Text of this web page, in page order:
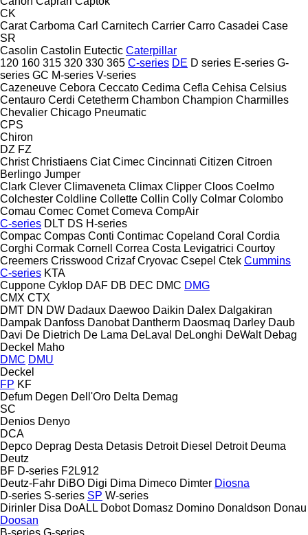
CK
Carat Carboma Carl Carnitech Carrier Carro Casadei Case
SR
Casolin Castolin Eutectic Caterpillar
120 160 315 320 330 365 C-series DE D series E-series G-
series GC M-series V-series
Cazeneuve Cebora Ceccato Cedima Cefla Cehisa Celsius
Centauro Cerdi Cetetherm Chambon Champion Charmilles
Chevalier Chicago Pneumatic
CPS
Chiron
DZ FZ
Christ Christiaens Ciat Cimec Cincinnati Citizen Citroen
Berlingo Jumper
Clark Clever Climaveneta Climax Clipper Cloos Coelmo
Colchester Coldline Collette Collin Colly Colmar Colombo
Comau Comec Comet Comeva CompAir
C-series DLT DS H-series
Compac Compas Conti Contimac Copeland Coral Cordia
Corghi Cormak Cornell Correa Costa Levigatrici Courtoy
Creemers Crisswood Crizaf Cryovac Csepel Ctek Cummins
C-series KTA
Cuppone Cyklop DAF DB DEC DMC DMG
CMX CTX
DMT DN DW Dadaux Daewoo Daikin Dalex Dalgakiran
Dampak Danfoss Danobat Dantherm Daosmaq Darley Daub
Davi De Dietrich De Lama DeLaval DeLonghi DeWalt Debag
Deckel Maho
DMC DMU
Deckel
FP KF
Defum Degen Dell'Oro Delta Demag
SC
Denios Denyo
DCA
Depco Deprag Desta Detasis Detroit Diesel Detroit Deuma
Deutz
BF D-series F2L912
Deutz-Fahr DiBO Digi Dima Dimeco Dimter Diosna
D-series S-series SP W-series
Dirinler Disa DoALL Dobot Domasz Domino Donaldson Donau
Doosan
B-series G-series